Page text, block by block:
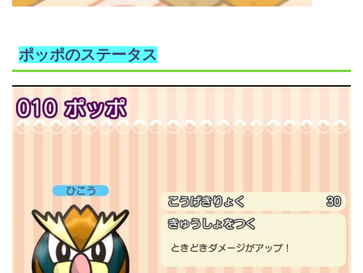
ポッポのステータス